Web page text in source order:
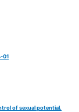
01
of sexual potential.